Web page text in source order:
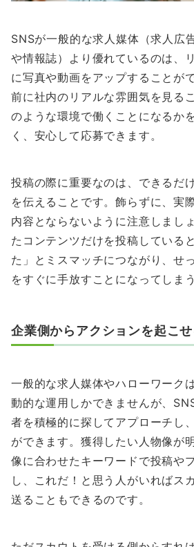
SNSが一般的な求人媒体（求人広
や情報誌）より優れているのは、
に写真や動画をアップすることが
前に社内のリアルな雰囲気を見る
のような環境で働くことになるか
く、安心して応募できます。
投稿の際に重要なのは、できるだ
を伝えることです。飾らずに、実
内容とならないように注意しまし
たコンテンツだけを投稿している
た」とミスマッチにつながり、せ
をすぐに手放すことになってしま
企業側からアクションを起こ
一般的な求人媒体やハローワーク
動的な運用しかできませんが、
者を積極的に探してアプローチし
ができます。獲得したい人物像が
像に合わせたキーワードで投稿や
し、これだ！と思う人がいればス
送ることもできるのです。